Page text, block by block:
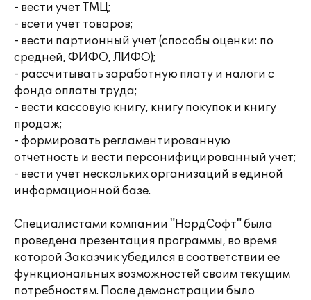
- вести учет ТМЦ;
- всети учет товаров;
- вести партионный учет (способы оценки: по
средней, ФИФО, ЛИФО);
- рассчитывать заработную плату и налоги с
фонда оплаты труда;
- вести кассовую книгу, книгу покупок и книгу
продаж;
- формировать регламентированную
отчетность и вести персонифицированный учет;
- вести учет нескольких организаций в единой
информационной базе.
Специалистами компании "НордСофт" была
проведена презентация программы, во время
которой Заказчик убедился в соответствии ее
функциональных возможностей своим текущим
потребностям. После демонстрации было